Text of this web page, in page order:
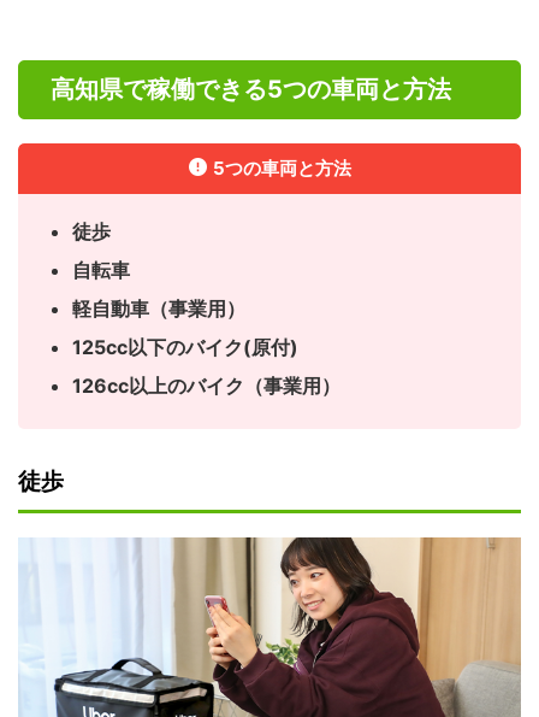
高知県で稼働できる5つの車両と方法
5つの車両と方法
徒歩
自転車
軽自動車（事業用）
125cc以下のバイク(原付)
126cc以上のバイク（事業用）
徒歩